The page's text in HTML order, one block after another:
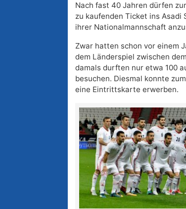
Nach fast 40 Jahren dürfen
zu kaufenden Ticket ins Asadi
ihrer Nationalmannschaft
Zwar hatten schon vor einem
dem Länderspiel zwischen
damals durften nur etwa 100
besuchen. Diesmal konnte
eine Eintrittskarte erwerben.